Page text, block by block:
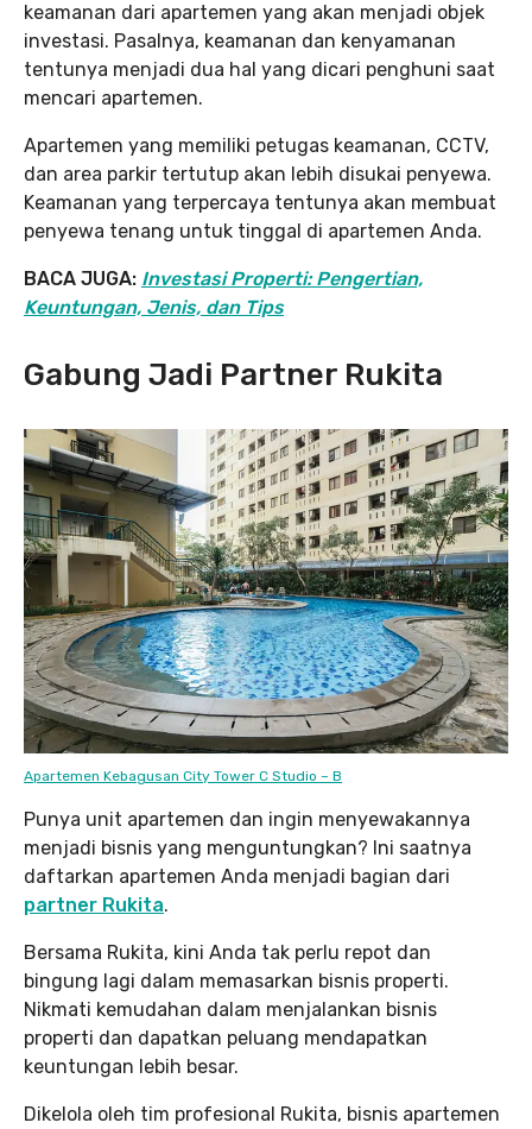
keamanan dari apartemen yang akan menjadi objek
investasi. Pasalnya, keamanan dan kenyamanan
tentunya menjadi dua hal yang dicari penghuni saat
mencari apartemen.
Apartemen yang memiliki petugas keamanan, CCTV,
dan area parkir tertutup akan lebih disukai penyewa.
Keamanan yang terpercaya tentunya akan membuat
penyewa tenang untuk tinggal di apartemen Anda.
BACA JUGA: Investasi Properti: Pengertian,
Keuntungan, Jenis, dan Tips
Gabung Jadi Partner Rukita
Apartemen Kebagusan City Tower C Studio – B
Punya unit apartemen dan ingin menyewakannya
menjadi bisnis yang menguntungkan? Ini saatnya
daftarkan apartemen Anda menjadi bagian dari
partner Rukita.
Bersama Rukita, kini Anda tak perlu repot dan
bingung lagi dalam memasarkan bisnis properti.
Nikmati kemudahan dalam menjalankan bisnis
properti dan dapatkan peluang mendapatkan
keuntungan lebih besar.
Dikelola oleh tim profesional Rukita, bisnis apartemen